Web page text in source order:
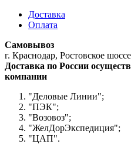
Доставка
Оплата
Самовывоз
г. Краснодар, Ростовское
Доставка по России
компании
"Деловые Линии";
"ПЭК";
"Возовоз";
"ЖелДорЭкспедиция";
"ЦАП".